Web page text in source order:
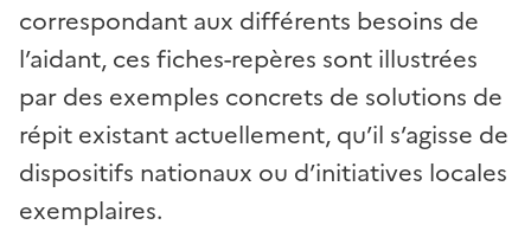
correspondant aux différents besoins de
l’aidant, ces fiches-repères sont illustrées
par des exemples concrets de solutions de
répit existant actuellement, qu’il s’agisse de
dispositifs nationaux ou d’initiatives locales
exemplaires.